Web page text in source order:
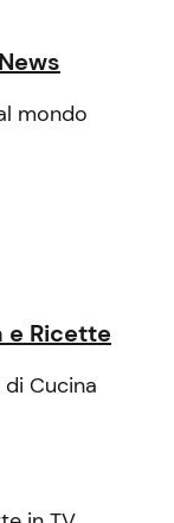
mondo
e Ricette
Cucina